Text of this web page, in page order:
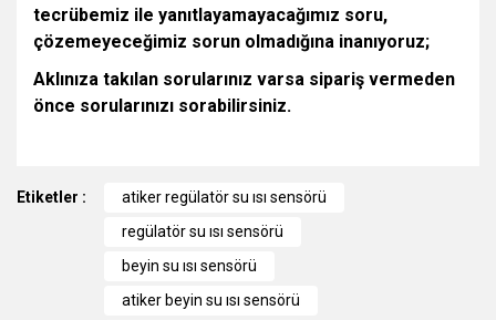
tecrübemiz ile yanıtlayamayacağımız soru,
çözemeyeceğimiz sorun olmadığına inanıyoruz;
Aklınıza takılan sorularınız varsa sipariş vermeden
önce sorularınızı sorabilirsiniz.
konularda yetersiz gördüğünüz noktaları öneri formunu
Görüş ve önerileriniz için teşekkür ederiz.
Ürün resmi kalitesiz, bozuk veya görüntülenemiyor.
Etiketler :
atiker regülatör su ısı sensörü
regülatör su ısı sensörü
beyin su ısı sensörü
atiker beyin su ısı sensörü